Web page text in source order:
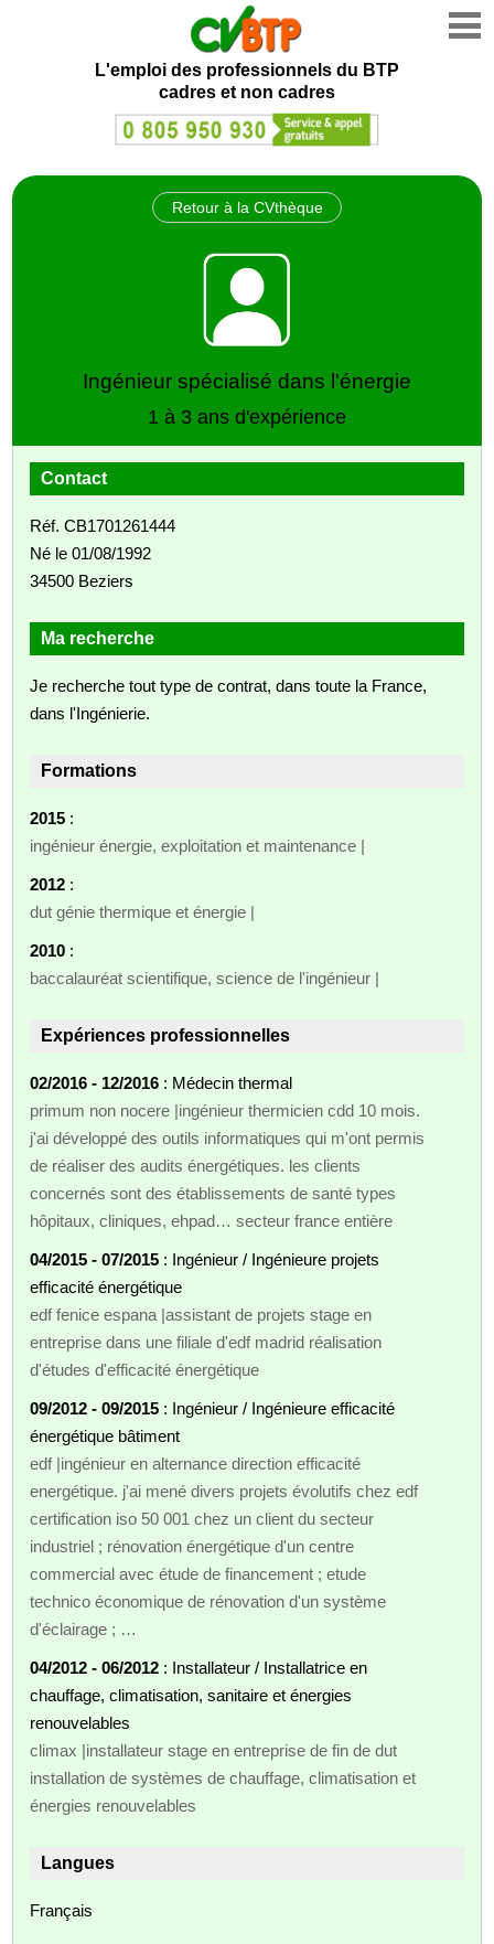
L'emploi des professionnels du BTP
cadres et non cadres
Retour à la CVthèque
Ingénieur spécialisé dans l'énergie
1 à 3 ans d'expérience
Contact
Réf. CB1701261444
Né le 01/08/1992
34500 Beziers
Ma recherche
Je recherche tout type de contrat, dans toute la France,
dans l'Ingénierie.
Formations
2015 :
ingénieur énergie, exploitation et maintenance |
2012 :
dut génie thermique et énergie |
2010 :
baccalauréat scientifique, science de l'ingénieur |
Expériences professionnelles
02/2016 - 12/2016 : Médecin thermal
primum non nocere |ingénieur thermicien cdd 10 mois.
j'ai développé des outils informatiques qui m'ont permis
de réaliser des audits énergétiques. les clients
concernés sont des établissements de santé types
hôpitaux, cliniques, ehpad… secteur france entière
04/2015 - 07/2015 : Ingénieur / Ingénieure projets
efficacité énergétique
edf fenice espana |assistant de projets stage en
entreprise dans une filiale d'edf madrid réalisation
d'études d'efficacité énergétique
09/2012 - 09/2015 : Ingénieur / Ingénieure efficacité
énergétique bâtiment
edf |ingénieur en alternance direction efficacité
energétique. j'ai mené divers projets évolutifs chez edf
certification iso 50 001 chez un client du secteur
industriel ; rénovation énergétique d'un centre
commercial avec étude de financement ; etude
technico économique de rénovation d'un système
d'éclairage ; …
04/2012 - 06/2012 : Installateur / Installatrice en
chauffage, climatisation, sanitaire et énergies
renouvelables
climax |installateur stage en entreprise de fin de dut
installation de systèmes de chauffage, climatisation et
énergies renouvelables
Langues
Français